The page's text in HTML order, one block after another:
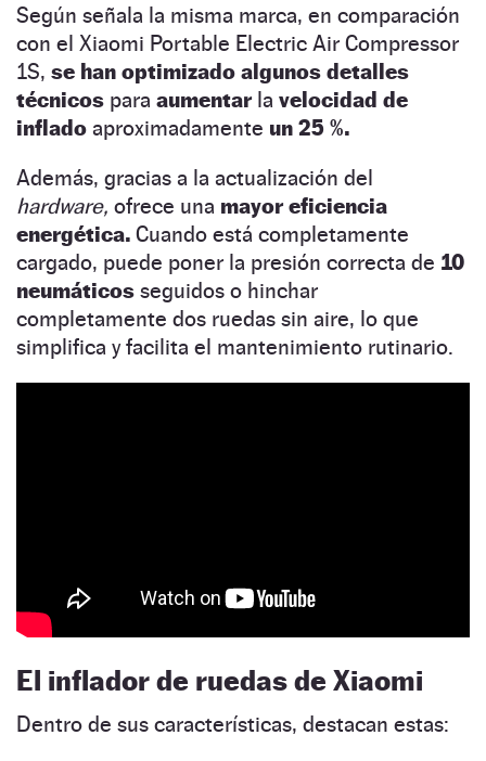
Según señala la misma marca, en comparación
con el Xiaomi Portable Electric Air Compressor
1S, se han optimizado algunos detalles
técnicos para aumentar la velocidad de
inflado aproximadamente un 25 %.
Además, gracias a la actualización del
hardware, ofrece una mayor eficiencia
energética. Cuando está completamente
cargado, puede poner la presión correcta de 10
neumáticos seguidos o hinchar
completamente dos ruedas sin aire, lo que
simplifica y facilita el mantenimiento rutinario.
El inflador de ruedas de Xiaomi
Dentro de sus características, destacan estas: